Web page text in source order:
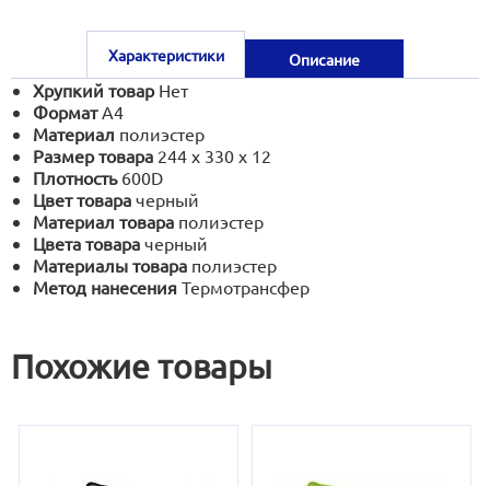
Характеристики Описание
Хрупкий товар Нет
Формат А4
Материал полиэстер
Размер товара 244 x 330 x 12
Плотность 600D
Цвет товара черный
Материал товара полиэстер
Цвета товара черный
Материалы товара полиэстер
Метод нанесения Термотрансфер
Похожие товары